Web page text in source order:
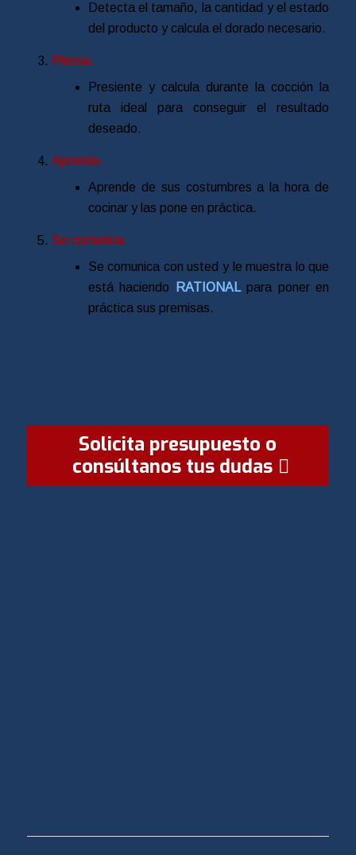
Detecta el tamaño, la cantidad y el estado
del producto y calcula el dorado necesario.
Piensa.
Presiente y calcula durante la cocción la
ruta ideal para conseguir el resultado
deseado.
Aprende.
Aprende de sus costumbres a la hora de
cocinar y las pone en práctica.
Se comunica.
Se comunica con usted y le muestra lo que
está haciendo
RATIONALpara poner en
práctica sus premisas.
Solicita presupuesto o
consúltanos tus dudas